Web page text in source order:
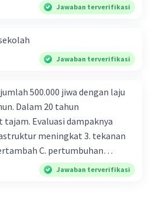
Jawaban terverifikasi
Jawaban terverifikasi
500.000 jiwa dengan laju
Dalam 20 tahun
Evaluasi dampaknya
meningkat 3. tekanan
C. pertumbuhan
panjang D. tidak
E. proyeksi penduduk penting
Jawaban terverifikasi